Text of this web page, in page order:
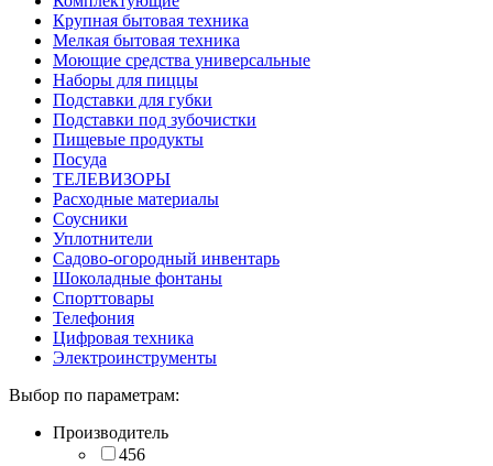
Крупная бытовая техника
Мелкая бытовая техника
Моющие средства универсальные
Наборы для пиццы
Подставки для губки
Подставки под зубочистки
Пищевые продукты
Посуда
ТЕЛЕВИЗОРЫ
Расходные материалы
Соусники
Уплотнители
Садово-огородный инвентарь
Шоколадные фонтаны
Спорттовары
Телефония
Цифровая техника
Электроинструменты
Выбор по параметрам:
Производитель
456